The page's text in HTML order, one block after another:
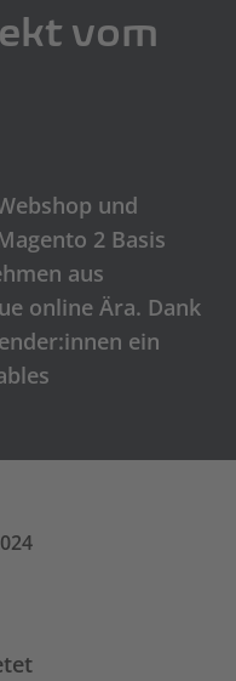
vom
und
2 Basis
aus
online Ära. Dank
ein